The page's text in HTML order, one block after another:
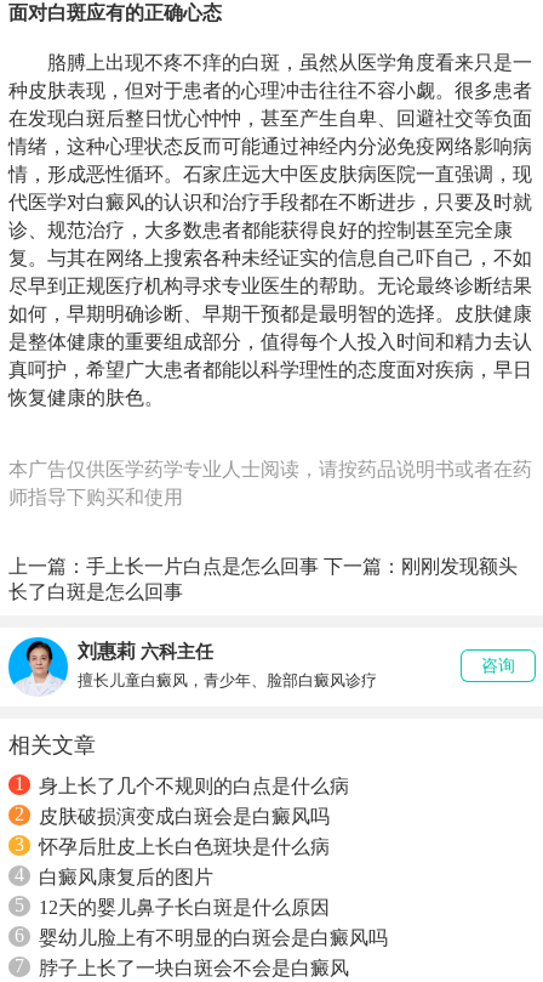
面对白斑应有的正确心态
胳膊上出现不疼不痒的白斑，虽然从医学角度看来只是一
种皮肤表现，但对于患者的心理冲击往往不容小觑。很多患者
在发现白斑后整日忧心忡忡，甚至产生自卑、回避社交等负面
情绪，这种心理状态反而可能通过神经内分泌免疫网络影响病
情，形成恶性循环。石家庄远大中医皮肤病医院一直强调，现
代医学对白癜风的认识和治疗手段都在不断进步，只要及时就
诊、规范治疗，大多数患者都能获得良好的控制甚至完全康
复。与其在网络上搜索各种未经证实的信息自己吓自己，不如
尽早到正规医疗机构寻求专业医生的帮助。无论最终诊断结果
如何，早期明确诊断、早期干预都是最明智的选择。皮肤健康
是整体健康的重要组成部分，值得每个人投入时间和精力去认
真呵护，希望广大患者都能以科学理性的态度面对疾病，早日
恢复健康的肤色。
本广告仅供医学药学专业人士阅读，请按药品说明书或者在药
师指导下购买和使用
上一篇： 手上长一片白点是怎么回事 下一篇： 刚刚发现额头
长了白斑是怎么回事
刘惠莉 六科主任
擅长儿童白癜风，青少年、脸部白癜风诊疗
咨询
相关文章
1
身上长了几个不规则的白点是什么病
2
皮肤破损演变成白斑会是白癜风吗
3
怀孕后肚皮上长白色斑块是什么病
4
白癜风康复后的图片
5
12天的婴儿鼻子长白斑是什么原因
6
婴幼儿脸上有不明显的白斑会是白癜风吗
7
脖子上长了一块白斑会不会是白癜风